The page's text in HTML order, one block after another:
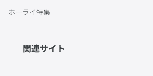
ホーライ特集
関連サイト